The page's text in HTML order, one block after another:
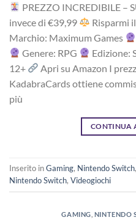
PREZZO INCREDIBILE –
i‎nv‎ec‎e ‎di‎ €39,99
R‎is‎pa‎rm‎i
Marchio: Maximum Games
Genere: RPG
Edizione:
12+
Apri su Amazon I
KadabraCards ottiene
più
CONTINUA
Inserito inGaming, Nintendo Switch,
Nintendo Switch, Videogiochi
GAMING NINTENDO